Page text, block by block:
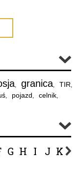
, granica, TIR,
, pojazd, celnik,
G H I J K L